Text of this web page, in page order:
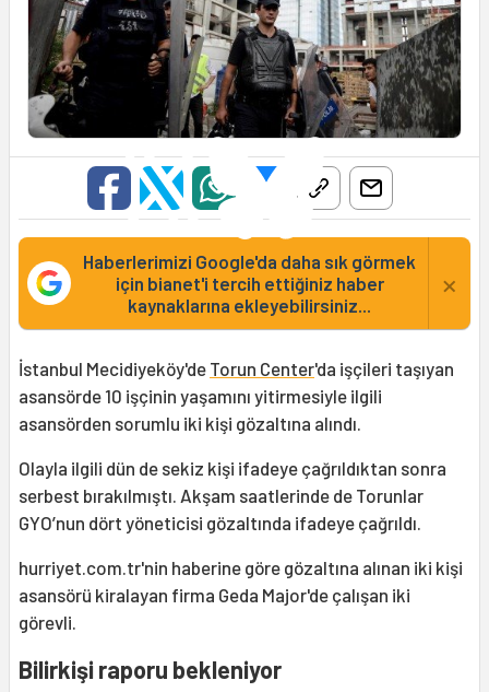
Haberlerimizi Google'da daha sık görmek
için bianet'i tercih ettiğiniz haber
kaynaklarına ekleyebilirsiniz...
×
İstanbul Mecidiyeköy'de Torun Center'da işçileri taşıyan
asansörde 10 işçinin yaşamını yitirmesiyle ilgili
asansörden sorumlu iki kişi gözaltına alındı.
Olayla ilgili dün de sekiz kişi ifadeye çağrıldıktan sonra
serbest bırakılmıştı. Akşam saatlerinde de Torunlar
GYO’nun dört yöneticisi gözaltında ifadeye çağrıldı.
hurriyet.com.tr'nin haberine göre gözaltına alınan iki kişi
asansörü kiralayan firma Geda Major'de çalışan iki
görevli.
Bilirkişi raporu bekleniyor